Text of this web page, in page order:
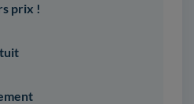
prix !